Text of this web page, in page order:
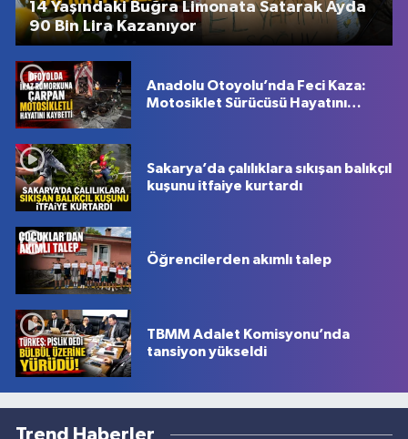
14 Yaşındaki Buğra Limonata Satarak Ayda
90 Bin Lira Kazanıyor
Anadolu Otoyolu’nda Feci Kaza:
Motosiklet Sürücüsü Hayatını
Sakarya’da çalılıklara sıkışan balıkçıl
kuşunu itfaiye kurtardı
Öğrencilerden akımlı talep
TBMM Adalet Komisyonu’nda
tansiyon yükseldi
Trend Haberler